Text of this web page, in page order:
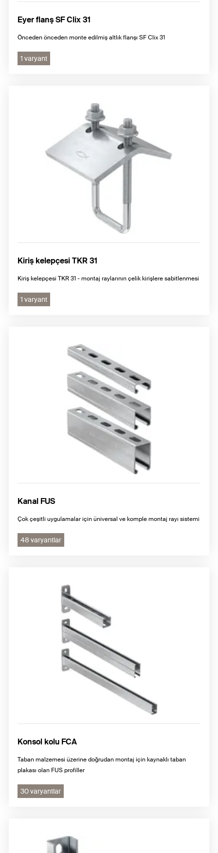
Eyer flanş SF Clix 31
Önceden önceden monte edilmiş altlık flanşı SF Clix 31
1 varyant
Kiriş kelepçesi TKR 31
Kiriş kelepçesi TKR 31 - montaj raylarının çelik kirişlere sabitlenmesi
1 varyant
Kanal FUS
Çok çeşitli uygulamalar için üniversal ve komple montaj rayı sistemi
48 varyantlar
Konsol kolu FCA
Taban malzemesi üzerine doğrudan montaj için kaynaklı taban
plakası olan FUS profiller
30 varyantlar